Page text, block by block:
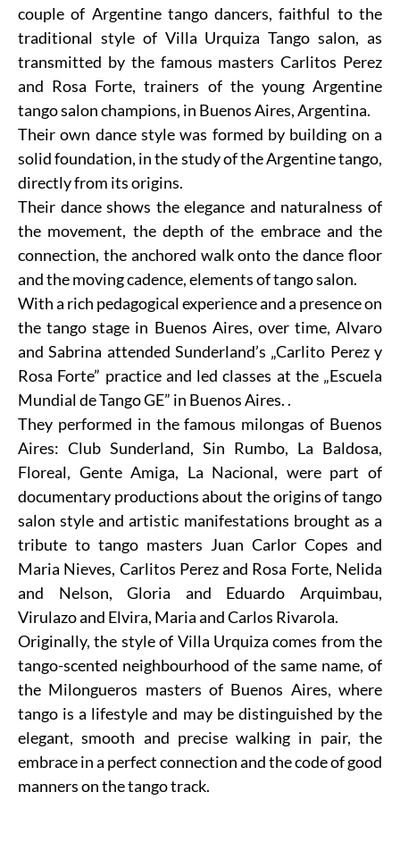
couple of Argentine tango dancers, faithful to the
traditional style of Villa Urquiza Tango salon, as
transmitted by the famous masters Carlitos Perez
and Rosa Forte, trainers of the young Argentine
tango salon champions, in Buenos Aires, Argentina.
Their own dance style was formed by building on a
solid foundation, in the study of the Argentine tango,
directly from its origins.
Their dance shows the elegance and naturalness of
the movement, the depth of the embrace and the
connection, the anchored walk onto the dance floor
and the moving cadence, elements of tango salon.
With a rich pedagogical experience and a presence on
the tango stage in Buenos Aires, over time, Alvaro
and Sabrina attended Sunderland’s „Carlito Perez y
Rosa Forte” practice and led classes at the „Escuela
Mundial de Tango GE” in Buenos Aires. .
They performed in the famous milongas of Buenos
Aires: Club Sunderland, Sin Rumbo, La Baldosa,
Floreal, Gente Amiga, La Nacional, were part of
documentary productions about the origins of tango
salon style and artistic manifestations brought as a
tribute to tango masters Juan Carlor Copes and
Maria Nieves, Carlitos Perez and Rosa Forte, Nelida
and Nelson, Gloria and Eduardo Arquimbau,
Virulazo and Elvira, Maria and Carlos Rivarola.
Originally, the style of Villa Urquiza comes from the
tango-scented neighbourhood of the same name, of
the Milongueros masters of Buenos Aires, where
tango is a lifestyle and may be distinguished by the
elegant, smooth and precise walking in pair, the
embrace in a perfect connection and the code of good
manners on the tango track.